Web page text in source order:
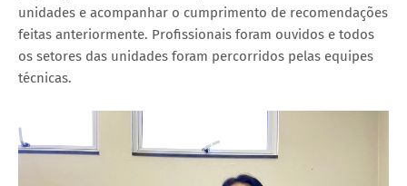
unidades e acompanhar o cumprimento de recomendações
feitas anteriormente. Profissionais foram ouvidos e todos
os setores das unidades foram percorridos pelas equipes
técnicas.